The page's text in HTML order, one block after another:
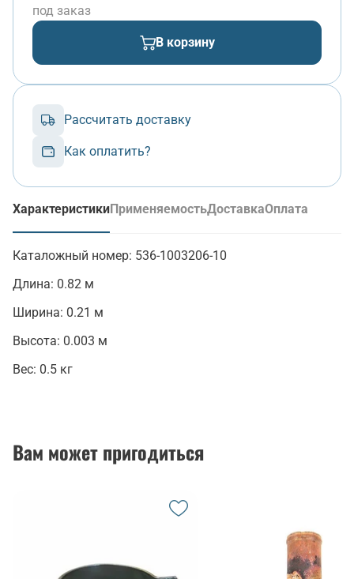
под заказ
В корзину
Рассчитать доставку
Как оплатить?
Характеристики
(активная вкладка)
ПрименяемостьДоставкаОплата
Каталожный номер: 536-1003206-10
Длина: 0.82 м
Ширина: 0.21 м
Высота: 0.003 м
Вес: 0.5 кг
Вам может пригодиться